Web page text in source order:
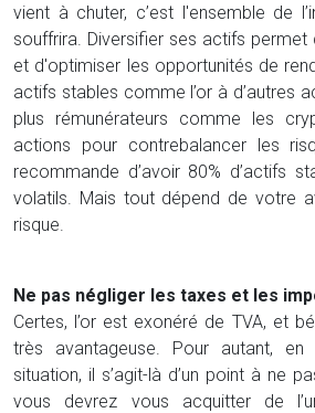
vient à chuter, c’est l'ensemble de
souffrira. Diversifier ses actifs permet
et d'optimiser les opportunités de
actifs stables comme l’or à d’autres
plus rémunérateurs comme les
actions pour contrebalancer les
recommande d’avoir 80% d’actifs
volatils. Mais tout dépend de votre
risque.
Ne pas négliger les taxes et les
Certes, l’or est exonéré de TVA, et
très avantageuse. Pour autant,
situation, il s’agit-là d’un point à ne
vous devrez vous acquitter de